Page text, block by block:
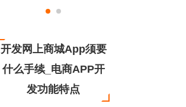
开发网上商城App须要
什么手续_电商APP开
发功能特点